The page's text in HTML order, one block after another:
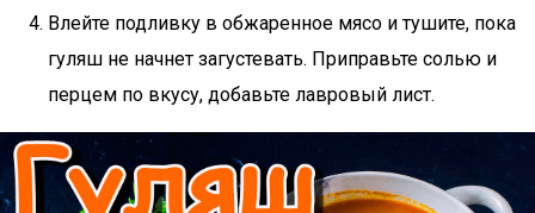
Влейте подливку в обжаренное мясо и тушите, пока
гуляш не начнет загустевать. Приправьте солью и
перцем по вкусу, добавьте лавровый лист.